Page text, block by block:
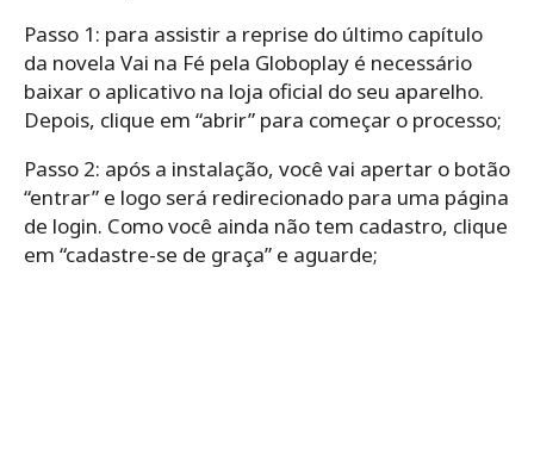
Passo 1: para assistir a reprise do último capítulo
da novela Vai na Fé pela Globoplay é necessário
baixar o aplicativo na loja oficial do seu aparelho.
Depois, clique em “abrir” para começar o processo;
Passo 2: após a instalação, você vai apertar o botão
“entrar” e logo será redirecionado para uma página
de login. Como você ainda não tem cadastro, clique
em “cadastre-se de graça” e aguarde;